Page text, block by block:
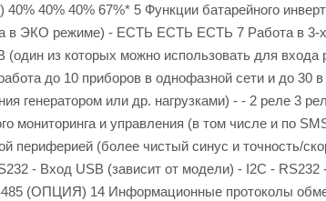
40% 40% 67%* 5 Функции батарейного
в ЭКО режиме) - ЕСТЬ ЕСТЬ ЕСТЬ 7 Работа в 3-
из которых можно использовать для входа
до 10 приборов в однофазной сети и до 30
генератором или др. нагрузками) - - 2 реле 3
мониторинга и управления (в том числе и по
(более чистый синус и точность/
- Вход USB (зависит от модели) - I2C - RS232
(ОПЦИЯ) 14 Информационные протоколы